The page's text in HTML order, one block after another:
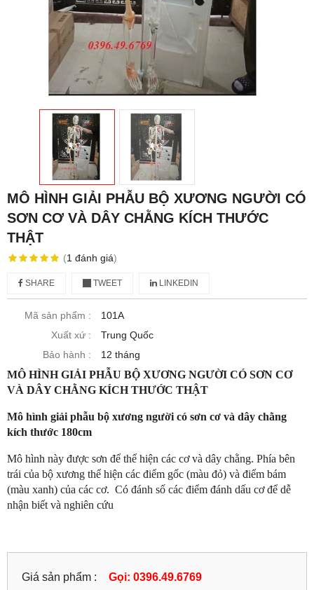
MÔ HÌNH GIẢI PHẪU BỘ XƯƠNG NGƯỜI CÓ
SƠN CƠ VÀ DÂY CHẰNG KÍCH THƯỚC
THẬT
(1 đánh giá)
SHARE TWEET LINKEDIN
Mã sản phẩm :
101A
Xuất xứ :
Trung Quốc
Bảo hành :
12 tháng
MÔ HÌNH GIẢI PHẪU BỘ XƯƠNG NGƯỜI CÓ SƠN CƠ
VÀ DÂY CHẰNG KÍCH THƯỚC THẬT
Mô hình giải phẫu bộ xương người có sơn cơ và dây chằng
kích thước 180cm
Mô hình này được sơn để thể hiện các cơ và dây chằng. Phía bên
trái của bộ xương thể hiện các điểm gốc (màu đỏ) và điểm bám
(màu xanh) của các cơ. Có đánh số các điểm đánh dấu cơ để dễ
nhận biết và nghiên cứu
Giá sản phẩm : Gọi: 0396.49.6769